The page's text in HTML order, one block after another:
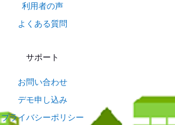
利用者の声
よくある質問
サポート
お問い合わせ
デモ申し込み
プライバシーポリシー